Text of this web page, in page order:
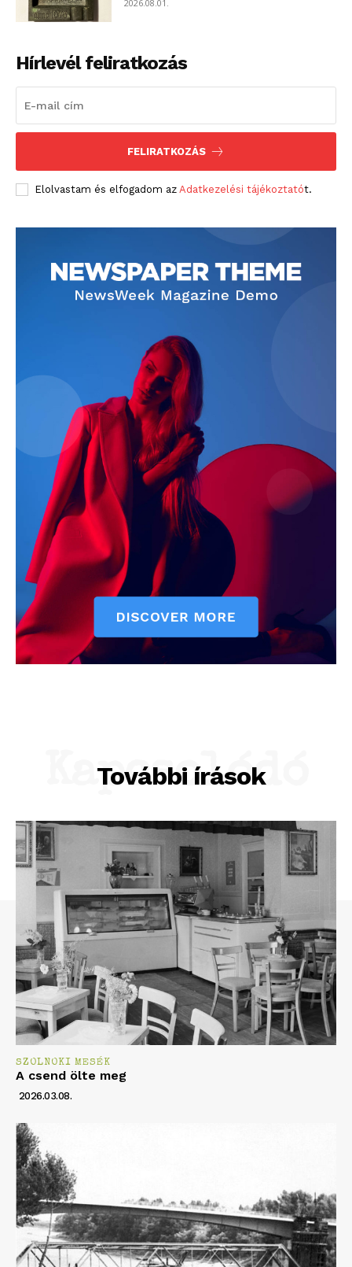
2026.08.01.
Hírlevél feliratkozás
FELIRATKOZÁS
Elolvastam és elfogadom az Adatkezelési tájékoztatót.
További írások
Kapcsolódó
SZOLNOKI MESÉK
A csend ölte meg
2026.03.08.